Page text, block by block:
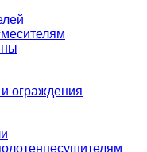
ограждения